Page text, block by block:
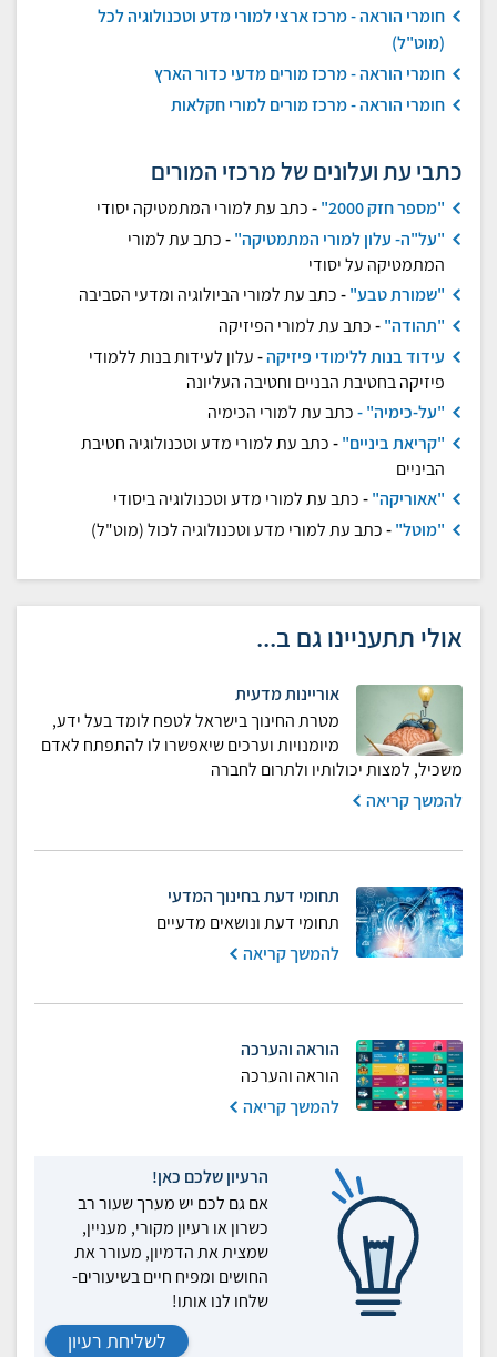
חומרי הוראה - מרכז ארצי למורי מדע וטכנולוגיה לכל
(מוט"ל)
חומרי הוראה - מרכז מורים מדעי כדור הארץ
חומרי הוראה - מרכז מורים למורי חקלאות
כתבי עת ועלונים של מרכזי המורים
"מספר חזק 2000" -כתב עת למורי המתמטיקה יסודי
"על"ה- עלון למורי המתמטיקה"-כתב עת למורי
המתמטיקה על יסודי
"שמורת טבע"-כתב עת למורי הביולוגיה ומדעי הסביבה
"תהודה"-כתב עת למורי הפיזיקה
עידוד בנות ללימודי פיזיקה-עלון לעידות בנות ללמודי
פיזיקה בחטיבת הבניים וחטיבה העליונה
"על-כימיה" -כתב עת למורי הכימיה
"קריאת ביניים"-כתב עת למורי מדע וטכנולוגיה חטיבת
הביניים
"אאוריקה"-כתב עת למורי מדע וטכנולוגיה ביסודי
"מוטל"-כתב עת למורי מדע וטכנולוגיה לכול (מוט"ל)
אולי תתעניינו גם ב...
אוריינות מדעית
מטרת החינוך בישראל לטפח לומד בעל ידע,
מיומנויות וערכים שיאפשרו לו להתפתח לאדם
משכיל, למצות יכולותיו ולתרום לחברה
להמשך קריאה
תחומי דעת בחינוך המדעי
תחומי דעת ונושאים מדעיים
להמשך קריאה
הוראה והערכה
הוראה והערכה
להמשך קריאה
הרעיון שלכם כאן!
אם גם לכם יש מערך שעור רב
כשרון או רעיון מקורי, מעניין,
שמצית את הדמיון, מעורר את
החושים ומפיח חיים בשיעורים-
שלחו לנו אותו!
לשליחת רעיון